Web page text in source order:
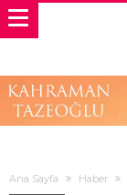
Ana Sayfa Haber